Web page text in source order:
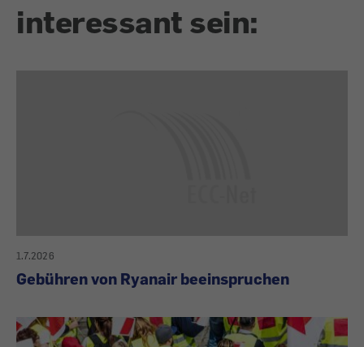
interessant sein:
1.7.2026
Gebühren von Ryanair beeinspruchen